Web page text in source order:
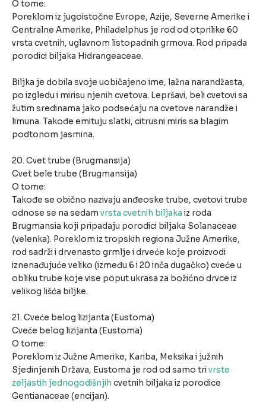
O tome:
Poreklom iz jugoistočne Evrope, Azije, Severne Amerike i
Centralne Amerike, Philadelphus je rod od otprilike 60
vrsta cvetnih, uglavnom listopadnih grmova. Rod pripada
porodici biljaka Hidrangeaceae.
Biljka je dobila svoje uobičajeno ime, lažna narandžasta,
po izgledu i mirisu njenih cvetova. Lepršavi, beli cvetovi sa
žutim sredinama jako podsećaju na cvetove narandže i
limuna. Takođe emituju slatki, citrusni miris sa blagim
podtonom jasmina.
20. Cvet trube (Brugmansija)
Cvet bele trube (Brugmansija)
O tome:
Takođe se obično nazivaju anđeoske trube, cvetovi trube
odnose se na sedam vrsta cvetnih biljaka iz roda
Brugmansia koji pripadaju porodici biljaka Solanaceae
(velenka). Poreklom iz tropskih regiona Južne Amerike,
rod sadrži i drvenasto grmlje i drveće koje proizvodi
iznenađujuće veliko (između 6 i 20 inča dugačko) cveće u
obliku trube koje vise poput ukrasa za božićno drvce iz
velikog lišća biljke.
21. Cveće belog lizijanta (Eustoma)
Cveće belog lizijanta (Eustoma)
O tome:
Poreklom iz Južne Amerike, Kariba, Meksika i južnih
Sjedinjenih Država, Eustoma je rod od samo trivrste
zeljastih jednogodišnjih cvetnih biljaka iz porodice
Gentianaceae (encijan).